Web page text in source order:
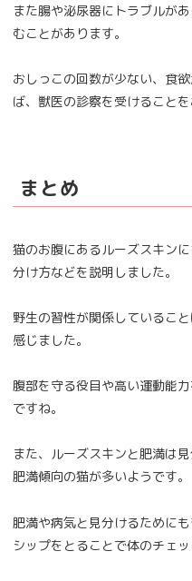
また腸や泌尿器にトラブルが
むことがあります。
おしっこの回数が少ない、食
ば、獣医の診察を受けることを
まとめ
猫のお腹にあるルーズスキン
分け方などを説明しました。
野生の習性が関係しているこ
感じました。
腹部を守る役目や高い運動能
ですね。
また、ルーズスキンと肥満は
肥満傾向の猫が多いようです。
肥満や病気と見分けるために
シップをとることで体のチェ